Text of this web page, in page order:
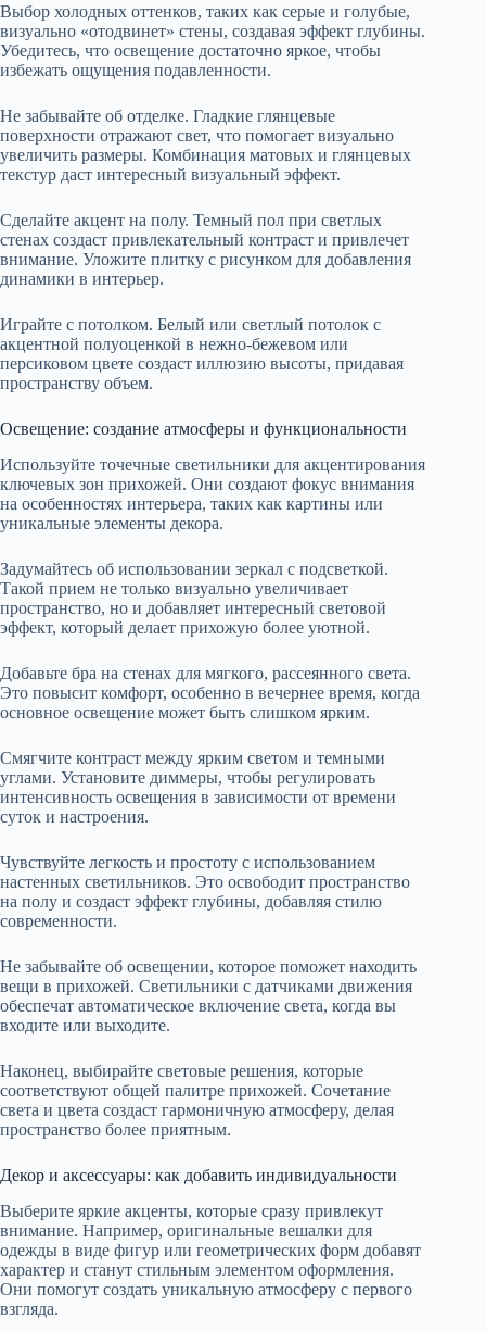
Выбор холодных оттенков, таких как серые и голубые,
визуально «отодвинет» стены, создавая эффект глубины.
Убедитесь, что освещение достаточно яркое, чтобы
избежать ощущения подавленности.
Не забывайте об отделке. Гладкие глянцевые
поверхности отражают свет, что помогает визуально
увеличить размеры. Комбинация матовых и глянцевых
текстур даст интересный визуальный эффект.
Сделайте акцент на полу. Темный пол при светлых
стенах создаст привлекательный контраст и привлечет
внимание. Уложите плитку с рисунком для добавления
динамики в интерьер.
Играйте с потолком. Белый или светлый потолок с
акцентной полуоценкой в нежно-бежевом или
персиковом цвете создаст иллюзию высоты, придавая
пространству объем.
Освещение: создание атмосферы и функциональности
Используйте точечные светильники для акцентирования
ключевых зон прихожей. Они создают фокус внимания
на особенностях интерьера, таких как картины или
уникальные элементы декора.
Задумайтесь об использовании зеркал с подсветкой.
Такой прием не только визуально увеличивает
пространство, но и добавляет интересный световой
эффект, который делает прихожую более уютной.
Добавьте бра на стенах для мягкого, рассеянного света.
Это повысит комфорт, особенно в вечернее время, когда
основное освещение может быть слишком ярким.
Смягчите контраст между ярким светом и темными
углами. Установите диммеры, чтобы регулировать
интенсивность освещения в зависимости от времени
суток и настроения.
Чувствуйте легкость и простоту с использованием
настенных светильников. Это освободит пространство
на полу и создаст эффект глубины, добавляя стилю
современности.
Не забывайте об освещении, которое поможет находить
вещи в прихожей. Светильники с датчиками движения
обеспечат автоматическое включение света, когда вы
входите или выходите.
Наконец, выбирайте световые решения, которые
соответствуют общей палитре прихожей. Сочетание
света и цвета создаст гармоничную атмосферу, делая
пространство более приятным.
Декор и аксессуары: как добавить индивидуальности
Выберите яркие акценты, которые сразу привлекут
внимание. Например, оригинальные вешалки для
одежды в виде фигур или геометрических форм добавят
характер и станут стильным элементом оформления.
Они помогут создать уникальную атмосферу с первого
взгляда.